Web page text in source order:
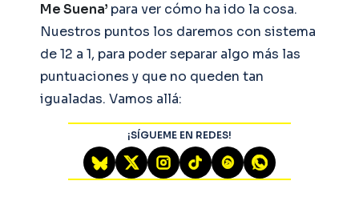
Me Suena’ para ver cómo ha ido la cosa.
Nuestros puntos los daremos con sistema
de 12 a 1, para poder separar algo más las
puntuaciones y que no queden tan
igualadas. Vamos allá:
¡SÍGUEME EN REDES!